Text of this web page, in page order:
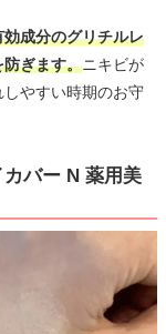
効成分のグリチルレ
防ぎます。ニキビが
やすい時期のお守
バー N 薬用美